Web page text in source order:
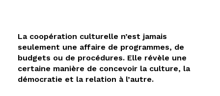
La coopération culturelle n’est jamais
seulement une affaire de programmes, de
budgets ou de procédures. Elle révèle une
certaine manière de concevoir la culture, la
démocratie et la relation à l’autre.